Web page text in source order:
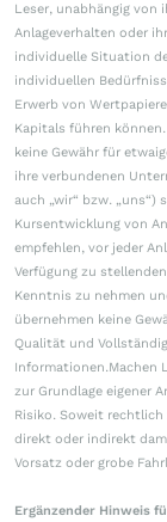
Leser, unabhängig von
Anlageverhalten oder
individuelle Situation
individuellen
Erwerb von
Kapitals führen
keine Gewähr für
ihre verbundenen
auch „wir“ bzw.
Kursentwicklung von
empfehlen, vor jeder
Verfügung zu
Kenntnis zu nehmen
übernehmen keine
Qualität und
Informationen.Machen
zur Grundlage eigener
Risiko. Soweit
direkt oder indirekt
Vorsatz oder grobe
Ergänzender Hinweis